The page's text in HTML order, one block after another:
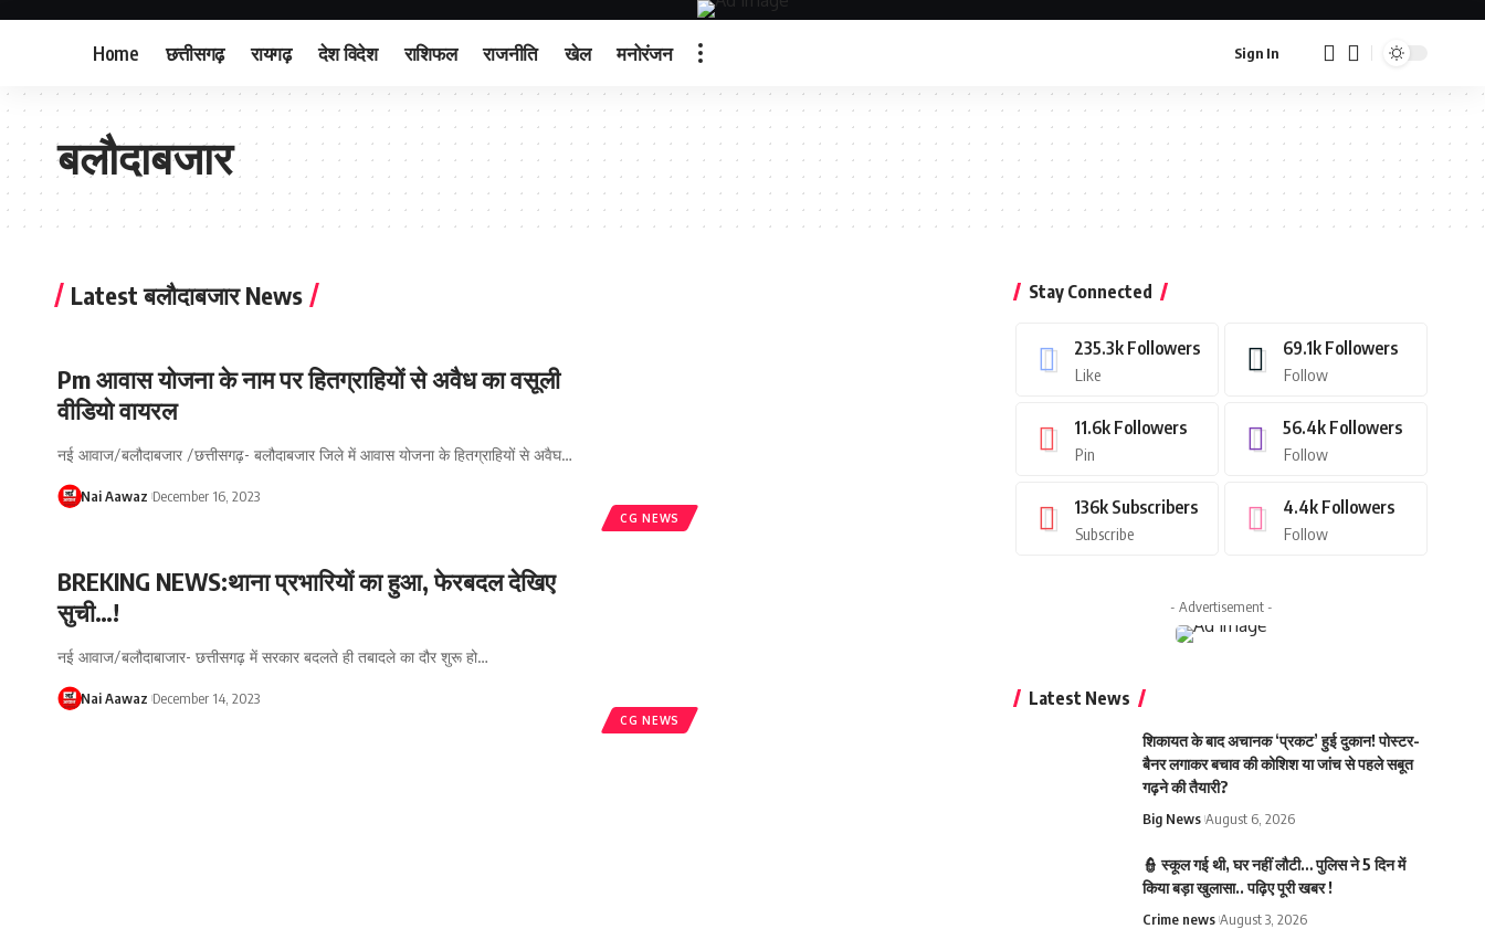
Home छत्तीसगढ़ रायगढ़ देश विदेश राशिफल राजनीति खेल मनोरंजन Sign In
बलौदाबजार
Latest बलौदाबजार News
CG NEWS
Pm आवास योजना के नाम पर हितग्राहियों से अवैध का वसूली
वीडियो वायरल
नई आवाज/बलौदाबजार /छत्तीसगढ़- बलौदाबजार जिले में आवास योजना के हितग्राहियों से अवैघ…
Nai Aawaz December 16, 2023
CG NEWS
BREKING NEWS:थाना प्रभारियों का हुआ, फेरबदल देखिए
सुची…!
नई आवाज/बलौदाबाजार- छत्तीसगढ़ में सरकार बदलते ही तबादले का दौर शुरू हो…
Nai Aawaz December 14, 2023
Stay Connected
235.3k Followers
Like
69.1k Followers
Follow
11.6k Followers
Pin
56.4k Followers
Follow
136k Subscribers
Subscribe
4.4k Followers
Follow
- Advertisement -
Latest News
शिकायत के बाद अचानक ‘प्रकट’ हुई दुकान! पोस्टर-
बैनर लगाकर बचाव की कोशिश या जांच से पहले सबूत
गढ़ने की तैयारी?
Big News August 6, 2026
👮 स्कूल गई थी, घर नहीं लौटी… पुलिस ने 5 दिन में
किया बड़ा खुलासा.. पढ़िए पूरी खबर !
Crime news August 3, 2026